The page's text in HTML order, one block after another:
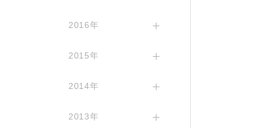
2016年
2015年
2014年
2013年